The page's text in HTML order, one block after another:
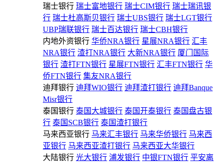
瑞士银行 瑞士富地银行 瑞士CIM银行 瑞士瑞讯银
行 瑞士杜高斯贝银行 瑞士UBS银行 瑞士LGT银行
UBP瑞联银行 瑞士百达银行 瑞士CBH银行
内地外资银行 华侨NRA银行 星展NRA银行 汇丰
NRA银行 渣打NRA银行 大新NRA银行 厦门国际
银行 渣打FTN银行 星展FTN银行 汇丰FTN银行 华
侨FTN银行 集友NRA银行
迪拜银行 迪拜WIO银行 迪拜渣打银行 迪拜Banque
Misr银行
泰国银行 泰国大城银行 泰国开泰银行 泰国盘古银
行 泰国SCB银行 泰国渣打银行
马来西亚银行 马来汇丰银行 马来华侨银行 马来西
亚银行 马来西亚渣打银行 马来西亚大华银行
大陆银行 光大银行 浦发银行 中银FTN银行 平安离